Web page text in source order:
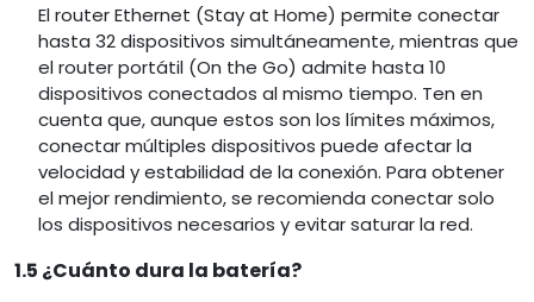
El router Ethernet (Stay at Home) permite conectar
hasta 32 dispositivos simultáneamente, mientras que
el router portátil (On the Go) admite hasta 10
dispositivos conectados al mismo tiempo. Ten en
cuenta que, aunque estos son los límites máximos,
conectar múltiples dispositivos puede afectar la
velocidad y estabilidad de la conexión. Para obtener
el mejor rendimiento, se recomienda conectar solo
los dispositivos necesarios y evitar saturar la red.
1.5 ¿Cuánto dura la batería?